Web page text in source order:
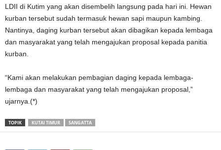
LDII di Kutim yang akan disembelih langsung pada hari ini. Hewan
kurban tersebut sudah termasuk hewan sapi maupun kambing.
Nantinya, daging kurban tersebut akan dibagikan kepada lembaga
dan masyarakat yang telah mengajukan proposal kepada panitia
kurban.
“Kami akan melakukan pembagian daging kepada lembaga-
lembaga dan masyarakat yang telah mengajukan proposal,”
ujarnya.(*)
TOPIK KUTAI TIMUR SANGATTA